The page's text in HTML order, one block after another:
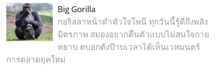
Big Gorilla
กอริลลาหน้าดำหัวใจโพนี ทุกวันนี้รู้ดีถึงพลัง
มิตรภาพ สมองอยากตื่นตัวแบบไม่สนใจกาย
หยาบ ตบอกดังป๊าบเวลาได้เห็นเวทมนตร์
การตลาดยุคใหม่